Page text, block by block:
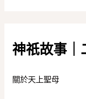
神祇故事｜
關於天上聖母